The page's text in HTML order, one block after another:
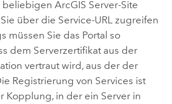
beliebigen ArcGIS Server-Site
über die Service-URL zugreifen
müssen Sie das Portal so
dem Serverzertifikat aus der
vertraut wird, aus der der
Registrierung von Services ist
Kopplung, in der ein Server in